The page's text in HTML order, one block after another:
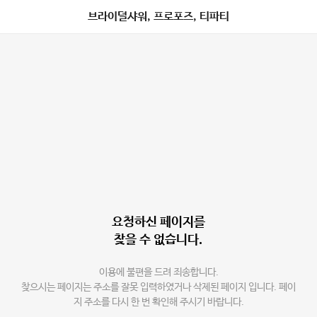
브라이덜샤워, 프로포즈, 티파티
요청하신 페이지를
찾을 수 없습니다.
이용에 불편을 드려 죄송합니다.
찾으시는 페이지는 주소를 잘못 입력하였거나 삭제된 페이지 입니다. 페이
지 주소를 다시 한 번 확인해 주시기 바랍니다.